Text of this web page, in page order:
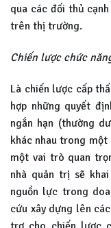
qua các đối thủ
trên thị trường.
Chiến lược chức
Là chiến lược cấp
hợp những quyết
ngắn hạn (thường
khác nhau trong
một vai trò quan
nhà quản trị sẽ
nguồn lực trong
cứu xây dựng lên